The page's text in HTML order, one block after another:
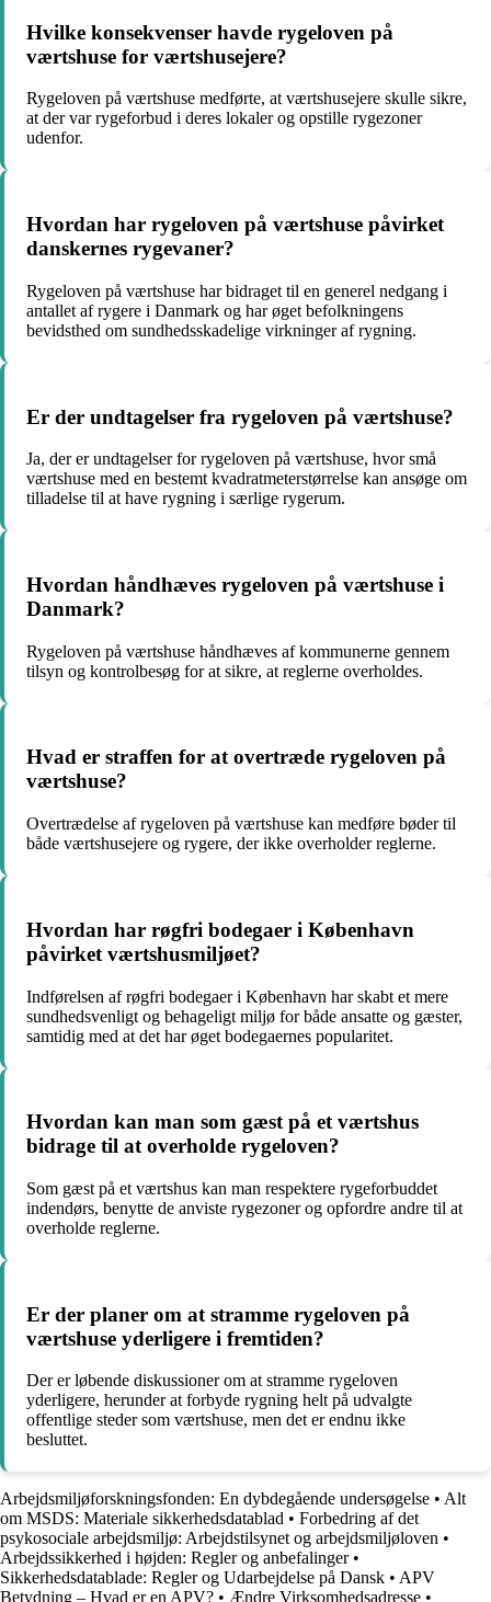
Hvilke konsekvenser havde rygeloven på
værtshuse for værtshusejere?
Rygeloven på værtshuse medførte, at værtshusejere skulle sikre,
at der var rygeforbud i deres lokaler og opstille rygezoner
udenfor.
Hvordan har rygeloven på værtshuse påvirket
danskernes rygevaner?
Rygeloven på værtshuse har bidraget til en generel nedgang i
antallet af rygere i Danmark og har øget befolkningens
bevidsthed om sundhedsskadelige virkninger af rygning.
Er der undtagelser fra rygeloven på værtshuse?
Ja, der er undtagelser for rygeloven på værtshuse, hvor små
værtshuse med en bestemt kvadratmeterstørrelse kan ansøge om
tilladelse til at have rygning i særlige rygerum.
Hvordan håndhæves rygeloven på værtshuse i
Danmark?
Rygeloven på værtshuse håndhæves af kommunerne gennem
tilsyn og kontrolbesøg for at sikre, at reglerne overholdes.
Hvad er straffen for at overtræde rygeloven på
værtshuse?
Overtrædelse af rygeloven på værtshuse kan medføre bøder til
både værtshusejere og rygere, der ikke overholder reglerne.
Hvordan har røgfri bodegaer i København
påvirket værtshusmiljøet?
Indførelsen af røgfri bodegaer i København har skabt et mere
sundhedsvenligt og behageligt miljø for både ansatte og gæster,
samtidig med at det har øget bodegaernes popularitet.
Hvordan kan man som gæst på et værtshus
bidrage til at overholde rygeloven?
Som gæst på et værtshus kan man respektere rygeforbuddet
indendørs, benytte de anviste rygezoner og opfordre andre til at
overholde reglerne.
Er der planer om at stramme rygeloven på
værtshuse yderligere i fremtiden?
Der er løbende diskussioner om at stramme rygeloven
yderligere, herunder at forbyde rygning helt på udvalgte
offentlige steder som værtshuse, men det er endnu ikke
besluttet.
Arbejdsmiljøforskningsfonden: En dybdegående undersøgelse • Alt
om MSDS: Materiale sikkerhedsdatablad • Forbedring af det
psykosociale arbejdsmiljø: Arbejdstilsynet og arbejdsmiljøloven •
Arbejdssikkerhed i højden: Regler og anbefalinger•
Sikkerhedsdatablade: Regler og Udarbejdelse på Dansk • APV
Betydning – Hvad er en APV? • Ændre Virksomhedsadresse •